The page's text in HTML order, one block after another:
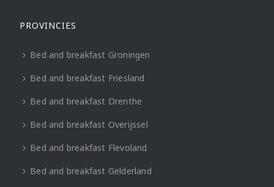
PROVINCIES
Bed and breakfast Groningen
Bed and breakfast Friesland
Bed and breakfast Drenthe
Bed and breakfast Overijssel
Bed and breakfast Flevoland
Bed and breakfast Gelderland